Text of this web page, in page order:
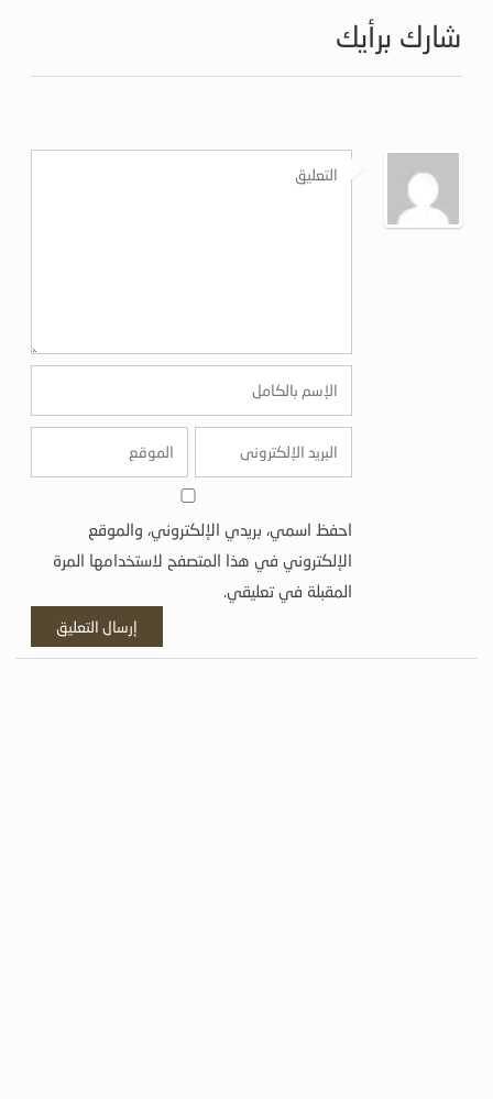
شارك برأيك
احفظ اسمي، بريدي الإلكتروني، والموقع
الإلكتروني في هذا المتصفح لاستخدامها المرة
المقبلة في تعليقي.